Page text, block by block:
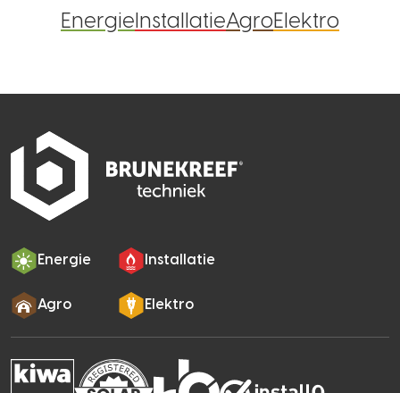
EnergieInstallatieAgroElektro
Energie Installatie
Agro Elektro